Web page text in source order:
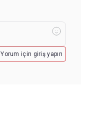
Yorum için giriş yapın